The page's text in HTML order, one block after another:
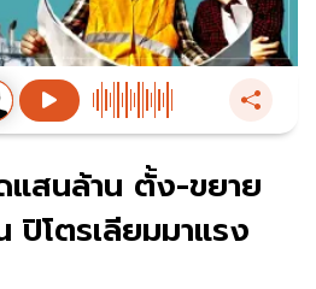
แสนล้าน ตั้ง-ขยาย
ปิโตรเลียมมาแรง